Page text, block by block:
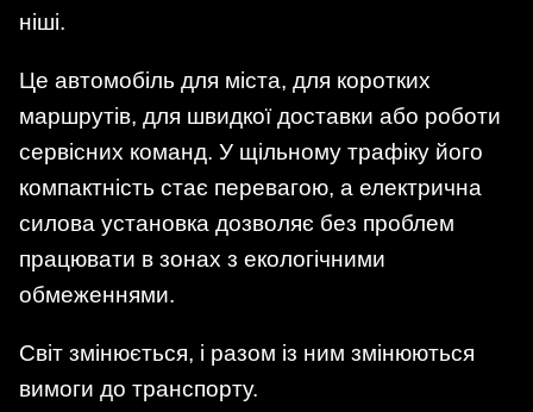
ніші.
Це автомобіль для міста, для коротких
маршрутів, для швидкої доставки або роботи
сервісних команд. У щільному трафіку його
компактність стає перевагою, а електрична
силова установка дозволяє без проблем
працювати в зонах з екологічними
обмеженнями.
Світ змінюється, і разом із ним змінюються
вимоги до транспорту.